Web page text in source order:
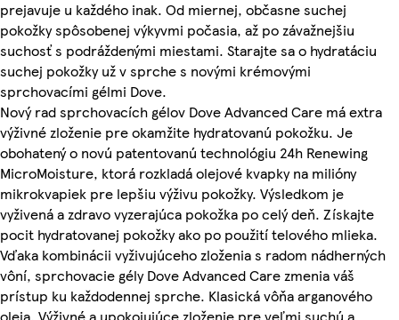
prejavuje u každého inak. Od miernej, občasne suchej
pokožky spôsobenej výkyvmi počasia, až po závažnejšiu
suchosť s podráždenými miestami. Starajte sa o hydratáciu
suchej pokožky už v sprche s novými krémovými
sprchovacími gélmi Dove.
Nový rad sprchovacích gélov Dove Advanced Care má extra
výživné zloženie pre okamžite hydratovanú pokožku. Je
obohatený o novú patentovanú technológiu 24h Renewing
MicroMoisture, ktorá rozkladá olejové kvapky na milióny
mikrokvapiek pre lepšiu výživu pokožky. Výsledkom je
vyživená a zdravo vyzerajúca pokožka po celý deň. Získajte
pocit hydratovanej pokožky ako po použití telového mlieka.
Vďaka kombinácii vyživujúceho zloženia s radom nádherných
vôní, sprchovacie gély Dove Advanced Care zmenia váš
prístup ku každodennej sprche. Klasická vôňa arganového
oleja. Výživné a upokojujúce zloženie pre veľmi suchú a